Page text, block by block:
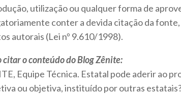
utilização ou qualquer forma de
conter a devida citação da
autorais (Lei nº 9.610/1998).
citar o conteúdo do Blog Zênite:
Equipe Técnica. Estatal pode aderir ao
ou objetiva, instituído por outras